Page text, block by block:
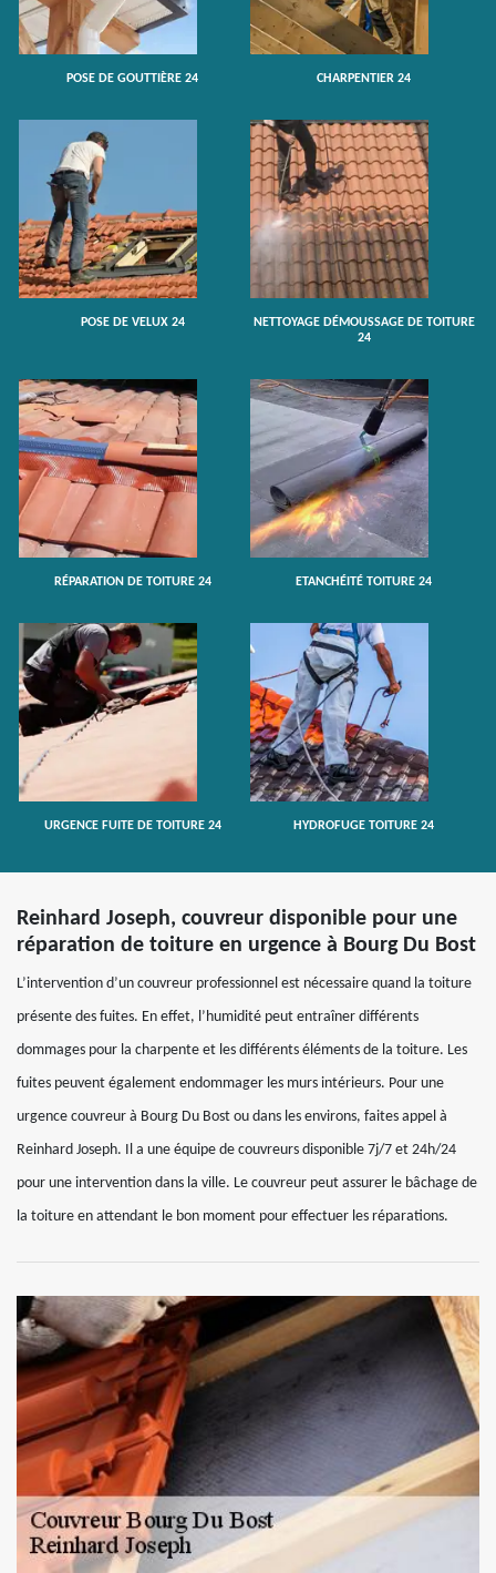
POSE DE GOUTTIÈRE 24 CHARPENTIER 24
POSE DE VELUX 24
NETTOYAGE DÉMOUSSAGE DE TOITURE
24
RÉPARATION DE TOITURE 24 ETANCHÉITÉ TOITURE 24
URGENCE FUITE DE TOITURE 24 HYDROFUGE TOITURE 24
Reinhard Joseph, couvreur disponible pour une
réparation de toiture en urgence à Bourg Du Bost
L’intervention d’un couvreur professionnel est nécessaire quand la toiture
présente des fuites. En effet, l’humidité peut entraîner différents
dommages pour la charpente et les différents éléments de la toiture. Les
fuites peuvent également endommager les murs intérieurs. Pour une
urgence couvreur à Bourg Du Bost ou dans les environs, faites appel à
Reinhard Joseph. Il a une équipe de couvreurs disponible 7j/7 et 24h/24
pour une intervention dans la ville. Le couvreur peut assurer le bâchage de
la toiture en attendant le bon moment pour effectuer les réparations.